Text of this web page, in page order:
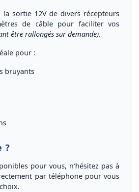
la sortie 12Vde divers récepteurs
de câble pour faciliter vos
être rallongés sur demande).
pour :
bruyants
?
pour vous, n'hésitez pas à
par téléphonepour vous
.